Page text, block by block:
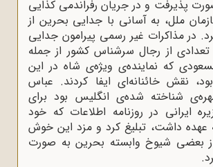
پذیرفت و در جریان رفراندمی کذایی
ملل، به آسانی با جدایی بحرین از
در مذاکرات غیر رسمی پیرامون جدایی
تعدادی از رجال سرشناس کشور از جمله
که نماینده‌ی ویژه‌ی شاه در این
نقش خائنانه‌ای ایفا کردند. عباس
شناخته شده‌ی انگلیس بود برای
ایرانی در روزنامه اطلاعات که خود
عهده داشت، تبلیغ کرد و مزد این خوش
بعضی شیوخ وابسته بحرین به صورت